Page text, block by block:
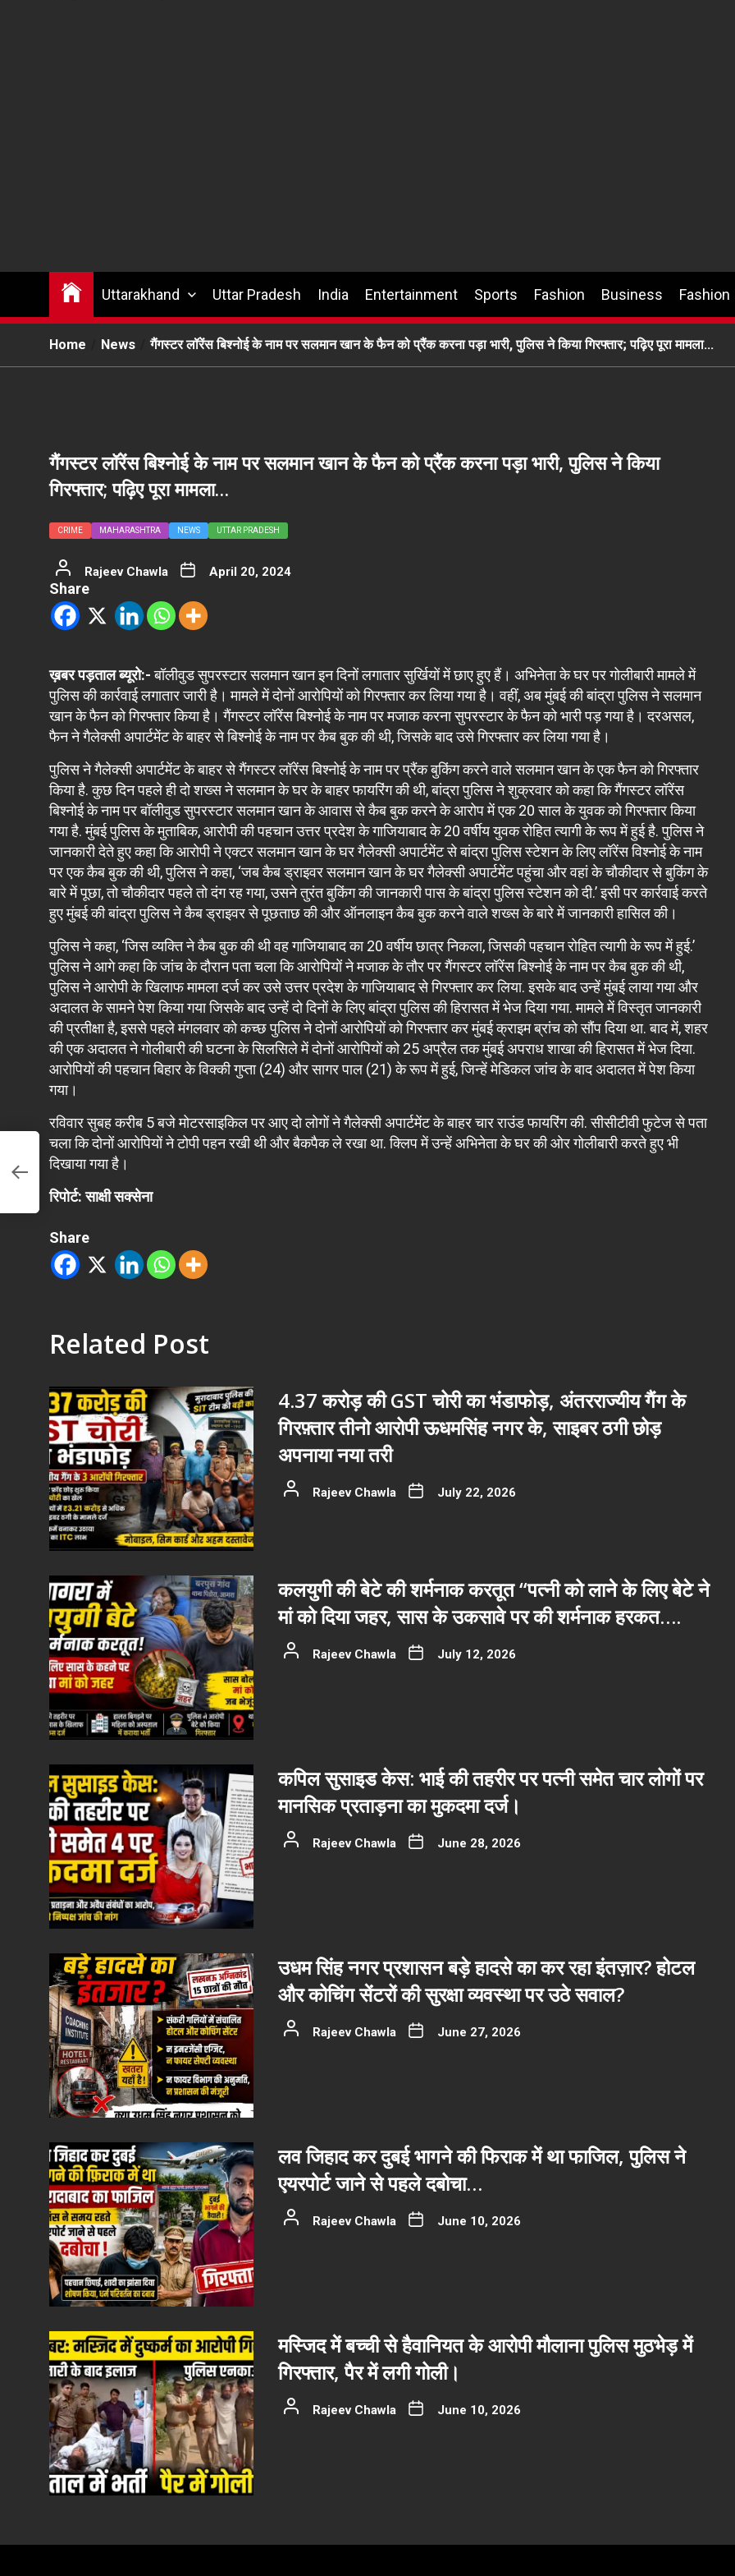
Uttarakhand Uttar Pradesh India Entertainment Sports Fashion Business Fashion
Home News गैंगस्टर लॉरेंस बिश्नोई के नाम पर सलमान खान के फैन को प्रैंक करना पड़ा भारी, पुलिस ने किया गिरफ्तार; पढ़िए पूरा मामला…
गैंगस्टर लॉरेंस बिश्नोई के नाम पर सलमान खान के फैन को प्रैंक करना पड़ा भारी, पुलिस ने किया
गिरफ्तार; पढ़िए पूरा मामला…
CRIME MAHARASHTRA NEWS UTTAR PRADESH
Rajeev Chawla April 20, 2024
Share
ख़बर पड़ताल ब्यूरो:-बॉलीवुड सुपरस्टार सलमान खान इन दिनों लगातार सुर्खियों में छाए हुए हैं। अभिनेता के घर पर गोलीबारी मामले में
पुलिस की कार्रवाई लगातार जारी है। मामले में दोनों आरोपियों को गिरफ्तार कर लिया गया है। वहीं, अब मुंबई की बांद्रा पुलिस ने सलमान
खान के फैन को गिरफ्तार किया है। गैंगस्टर लॉरेंस बिश्नोई के नाम पर मजाक करना सुपरस्टार के फैन को भारी पड़ गया है। दरअसल,
फैन ने गैलेक्सी अपार्टमेंट के बाहर से बिश्नोई के नाम पर कैब बुक की थी, जिसके बाद उसे गिरफ्तार कर लिया गया है।
पुलिस ने गैलेक्सी अपार्टमेंट के बाहर से गैंगस्टर लॉरेंस बिश्नोई के नाम पर प्रैंक बुकिंग करने वाले सलमान खान के एक फैन को गिरफ्तार
किया है. कुछ दिन पहले ही दो शख्स ने सलमान के घर के बाहर फायरिंग की थी, बांद्रा पुलिस ने शुक्रवार को कहा कि गैंगस्टर लॉरेंस
बिश्नोई के नाम पर बॉलीवुड सुपरस्टार सलमान खान के आवास से कैब बुक करने के आरोप में एक 20 साल के युवक को गिरफ्तार किया
गया है. मुंबई पुलिस के मुताबिक, आरोपी की पहचान उत्तर प्रदेश के गाजियाबाद के 20 वर्षीय युवक रोहित त्यागी के रूप में हुई है. पुलिस ने
जानकारी देते हुए कहा कि आरोपी ने एक्टर सलमान खान के घर गैलेक्सी अपार्टमेंट से बांद्रा पुलिस स्टेशन के लिए लॉरेंस विश्नोई के नाम
पर एक कैब बुक की थी, पुलिस ने कहा, ‘जब कैब ड्राइवर सलमान खान के घर गैलेक्सी अपार्टमेंट पहुंचा और वहां के चौकीदार से बुकिंग के
बारे में पूछा, तो चौकीदार पहले तो दंग रह गया, उसने तुरंत बुकिंग की जानकारी पास के बांद्रा पुलिस स्टेशन को दी.’ इसी पर कार्रवाई करते
हुए मुंबई की बांद्रा पुलिस ने कैब ड्राइवर से पूछताछ की और ऑनलाइन कैब बुक करने वाले शख्स के बारे में जानकारी हासिल की।
पुलिस ने कहा, ‘जिस व्यक्ति ने कैब बुक की थी वह गाजियाबाद का 20 वर्षीय छात्र निकला, जिसकी पहचान रोहित त्यागी के रूप में हुई.’
पुलिस ने आगे कहा कि जांच के दौरान पता चला कि आरोपियों ने मजाक के तौर पर गैंगस्टर लॉरेंस बिश्नोई के नाम पर कैब बुक की थी,
पुलिस ने आरोपी के खिलाफ मामला दर्ज कर उसे उत्तर प्रदेश के गाजियाबाद से गिरफ्तार कर लिया. इसके बाद उन्हें मुंबई लाया गया और
अदालत के सामने पेश किया गया जिसके बाद उन्हें दो दिनों के लिए बांद्रा पुलिस की हिरासत में भेज दिया गया. मामले में विस्तृत जानकारी
की प्रतीक्षा है, इससे पहले मंगलवार को कच्छ पुलिस ने दोनों आरोपियों को गिरफ्तार कर मुंबई क्राइम ब्रांच को सौंप दिया था. बाद में, शहर
की एक अदालत ने गोलीबारी की घटना के सिलसिले में दोनों आरोपियों को 25 अप्रैल तक मुंबई अपराध शाखा की हिरासत में भेज दिया.
आरोपियों की पहचान बिहार के विक्की गुप्ता (24) और सागर पाल (21) के रूप में हुई, जिन्हें मेडिकल जांच के बाद अदालत में पेश किया
गया।
रविवार सुबह करीब 5 बजे मोटरसाइकिल पर आए दो लोगों ने गैलेक्सी अपार्टमेंट के बाहर चार राउंड फायरिंग की. सीसीटीवी फुटेज से पता
चला कि दोनों आरोपियों ने टोपी पहन रखी थी और बैकपैक ले रखा था. क्लिप में उन्हें अभिनेता के घर की ओर गोलीबारी करते हुए भी
दिखाया गया है।
रिपोर्ट: साक्षी सक्सेना
Share
Related Post
4.37 करोड़ की GST चोरी का भंडाफोड़, अंतरराज्यीय गैंग के
गिरफ़्तार तीनो आरोपी ऊधमसिंह नगर के, साइबर ठगी छोड़
अपनाया नया तरी
Rajeev Chawla July 22, 2026
कलयुगी की बेटे की शर्मनाक करतूत “पत्नी को लाने के लिए बेटे ने
मां को दिया जहर, सास के उकसावे पर की शर्मनाक हरकत….
Rajeev Chawla July 12, 2026
कपिल सुसाइड केस: भाई की तहरीर पर पत्नी समेत चार लोगों पर
मानसिक प्रताड़ना का मुकदमा दर्ज।
Rajeev Chawla June 28, 2026
उधम सिंह नगर प्रशासन बड़े हादसे का कर रहा इंतज़ार? होटल
और कोचिंग सेंटरों की सुरक्षा व्यवस्था पर उठे सवाल?
Rajeev Chawla June 27, 2026
लव जिहाद कर दुबई भागने की फिराक में था फाजिल, पुलिस ने
एयरपोर्ट जाने से पहले दबोचा…
Rajeev Chawla June 10, 2026
मस्जिद में बच्ची से हैवानियत के आरोपी मौलाना पुलिस मुठभेड़ में
गिरफ्तार, पैर में लगी गोली।
Rajeev Chawla June 10, 2026